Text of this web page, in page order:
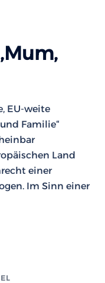
EU-weite
Familie“
Land
einer
Im Sinn einer